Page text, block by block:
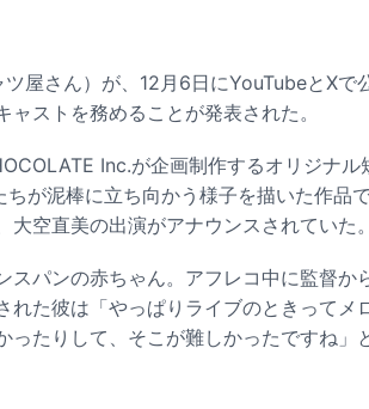
屋さん）が、12月6日にYouTubeとXで
ャストを務めることが発表された。
Inc.が企画制作するオリジナ
ちが泥棒に立ち向かう様子を描いた作品
空直美の出演がアナウンスされていた。
スパンの赤ちゃん。アフレコ中に監督か
れた彼は「やっぱりライブのときってメ
ったりして、そこが難しかったですね」